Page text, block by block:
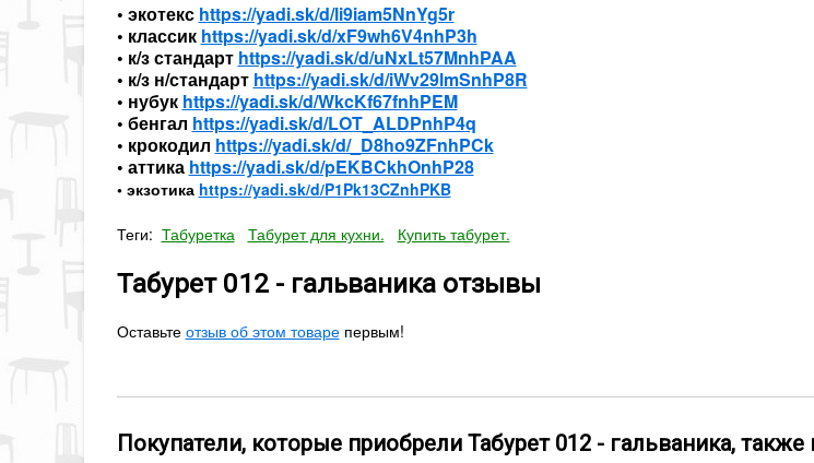
• экотекс https://yadi.sk/d/li9iam5NnYg5r
• классик https://yadi.sk/d/xF9wh6V4nhP3h
• к/з стандарт https://yadi.sk/d/uNxLt57MnhPAA
• к/з н/стандарт https://yadi.sk/d/iWv29lmSnhP8R
• нубук https://yadi.sk/d/WkcKf67fnhPEM
• бенгал https://yadi.sk/d/LOT_ALDPnhP4q
• крокодил https://yadi.sk/d/_D8ho9ZFnhPCk
• аттика https://yadi.sk/d/pEKBCkhOnhP28
• экзотика https://yadi.sk/d/P1Pk13CZnhPKB
Теги: Табуретка Табурет для кухни. Купить табурет.
Табурет 012 - гальваника отзывы
Оставьте отзыв об этом товарепервым!
Покупатели, которые приобрели Табурет 012 - гальваника, также